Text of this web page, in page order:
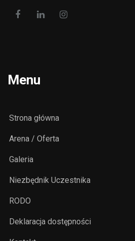
Menu
Strona główna
Arena / Oferta
Galeria
Niezbędnik Uczestnika
RODO
Deklaracja dostępności